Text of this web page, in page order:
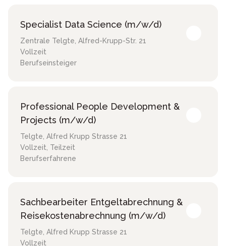
Specialist Data Science (m/w/d)
Zentrale Telgte, Alfred-Krupp-Str. 21
Vollzeit
Berufseinsteiger
Professional People Development &
Projects (m/w/d)
Telgte, Alfred Krupp Strasse 21
Vollzeit, Teilzeit
Berufserfahrene
Sachbearbeiter Entgeltabrechnung &
Reisekostenabrechnung (m/w/d)
Telgte, Alfred Krupp Strasse 21
Vollzeit